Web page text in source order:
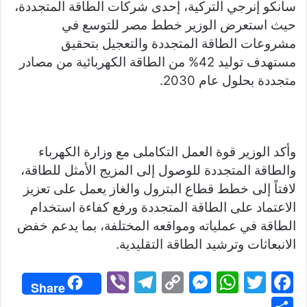
سانكو إنرجي التركية، إحدى شركات الطاقة المتجددة،
حيث استعرض الوزير خطط مصر للتوسع في
مشروعات الطاقة المتجددة والتعجيل بتحقيق
مستهدف توليد 42% من الطاقة الكهربائية من مصادر
متجددة بحلول عام 2030.
وأكد الوزير قوة العمل التكاملى مع وزارة الكهرباء
والطاقة المتجددة للوصول إلى المزيج الأمثل للطاقة،
لافتاً إلى خطط قطاع البترول والغاز يعمل على تعزيز
الاعتماد على الطاقة المتجددة ورفع كفاءة استخدام
الطاقة في عملياته ومواقعه المختلفة، بما يدعم خفض
الانبعاثات وترشيد الطاقة التقليدية.
F
T
W
M
C
T
Vi
Share